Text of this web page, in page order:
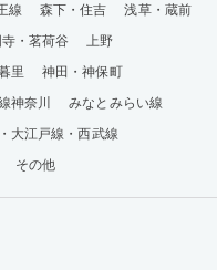
線 森下・住吉
浅草・蔵前
・茗荷谷
上野
里
神田・神保町
神奈川
みなとみらい線
大江戸線・西武線
その他